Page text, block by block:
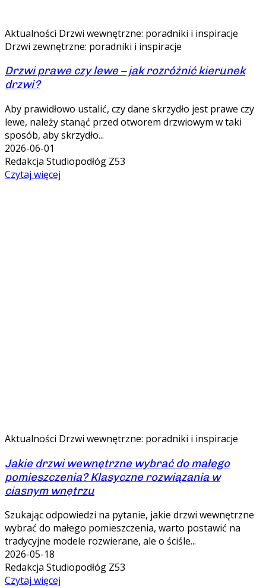
Aktualności Drzwi wewnętrzne: poradniki i inspiracje
Drzwi zewnętrzne: poradniki i inspiracje
Drzwi prawe czy lewe – jak rozróżnić kierunek
drzwi?
Aby prawidłowo ustalić, czy dane skrzydło jest prawe czy
lewe, należy stanąć przed otworem drzwiowym w taki
sposób, aby skrzydło...
2026-06-01
Redakcja Studiopodłóg Z53
Czytaj więcej
Aktualności Drzwi wewnętrzne: poradniki i inspiracje
Jakie drzwi wewnętrzne wybrać do małego
pomieszczenia? Klasyczne rozwiązania w
ciasnym wnętrzu
Szukając odpowiedzi na pytanie, jakie drzwi wewnętrzne
wybrać do małego pomieszczenia, warto postawić na
tradycyjne modele rozwierane, ale o ściśle...
2026-05-18
Redakcja Studiopodłóg Z53
Czytaj więcej